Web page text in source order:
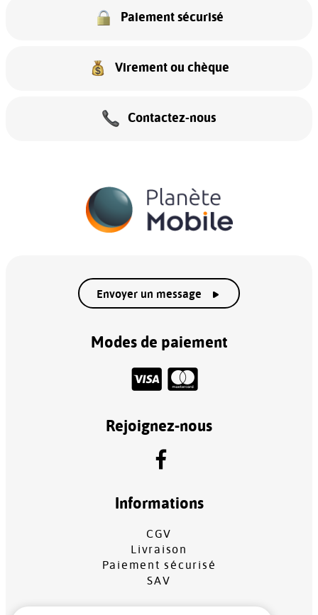
Paiement sécurisé
Virement ou chèque
Contactez-nous
Envoyer un message
Modes de paiement
Rejoignez-nous
Informations
CGV
Livraison
Paiement sécurisé
SAV